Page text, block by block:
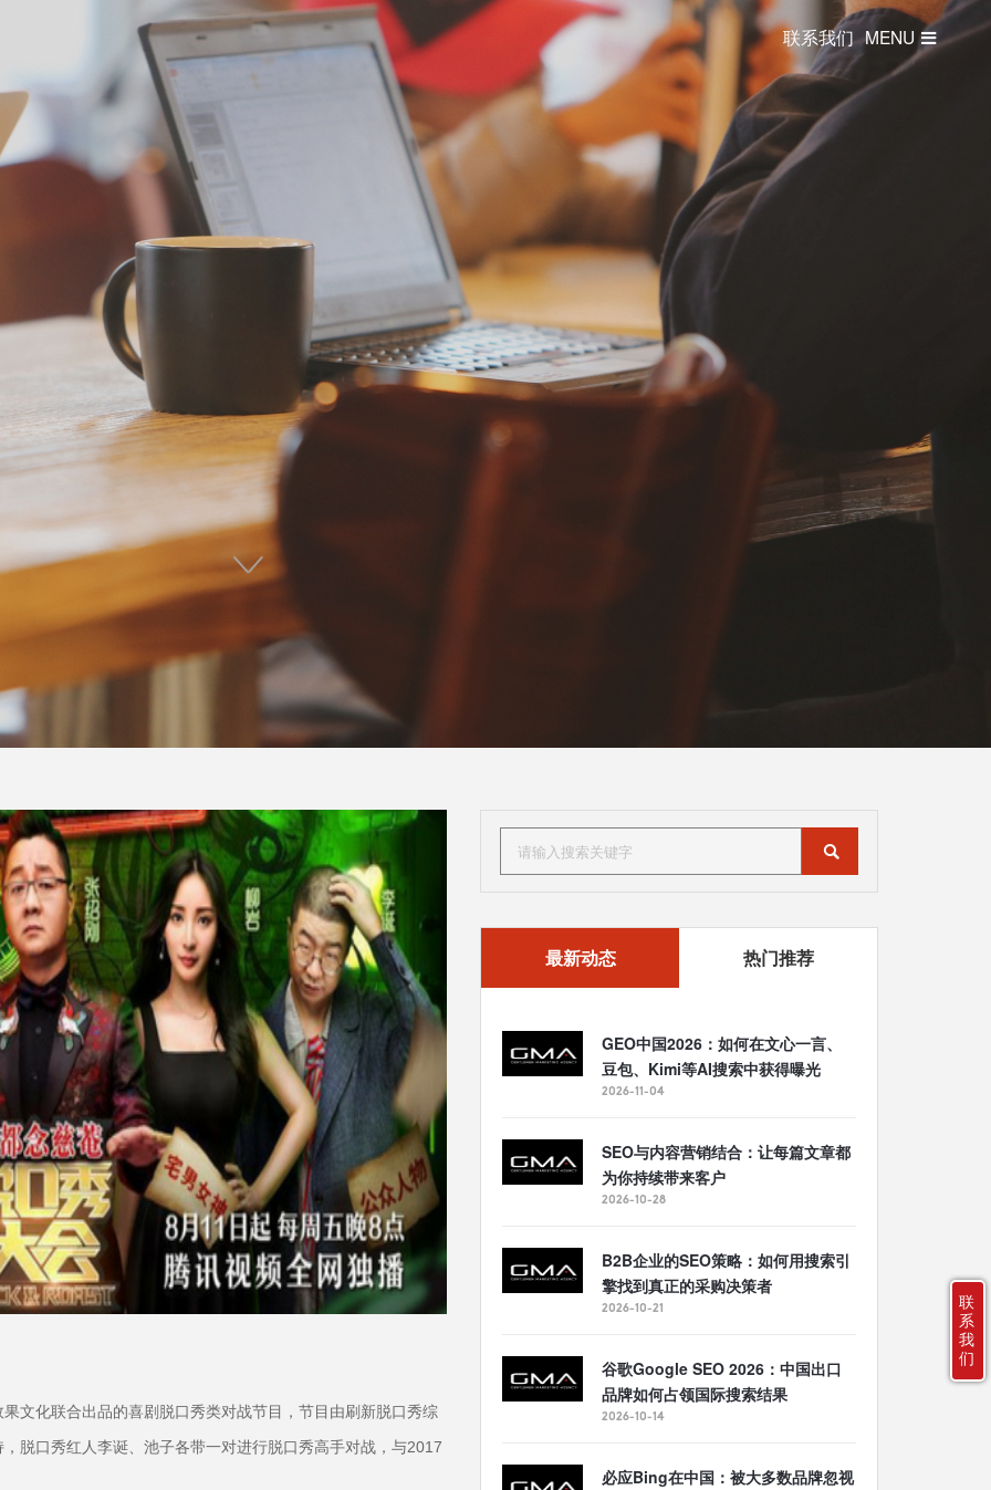
联系我们 MENU
文化联合出品的喜剧脱口秀类对战节目，节目由刷新脱口秀综
脱口秀红人李诞、池子各带一对进行脱口秀高手对战，与2017
最新动态 热门推荐
GEO中国2026：如何在文心一言、
豆包、Kimi等AI搜索中获得曝光
2026-11-04
SEO与内容营销结合：让每篇文章都
为你持续带来客户
2026-10-28
B2B企业的SEO策略：如何用搜索引
擎找到真正的采购决策者
2026-10-21
谷歌Google SEO 2026：中国出口
品牌如何占领国际搜索结果
2026-10-14
必应Bing在中国：被大多数品牌忽视
联
系
我
们